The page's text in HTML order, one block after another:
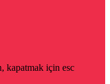
kapatmak için esc